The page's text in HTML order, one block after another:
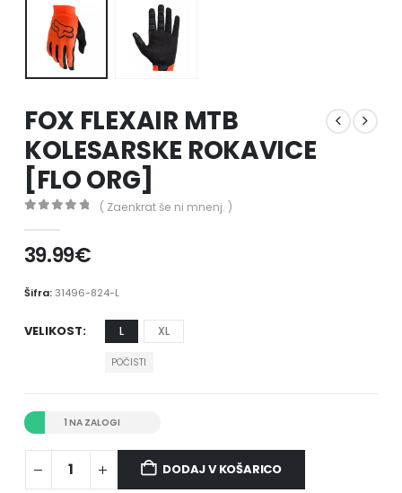
FOX FLEXAIR MTB
KOLESARSKE ROKAVICE
[FLO ORG]
( Zaenkrat še ni mnenj. )
39.99€
Šifra:31496-824-L
VELIKOST L XL
POČISTI
1 NA ZALOGI
DODAJ V KOŠARICO